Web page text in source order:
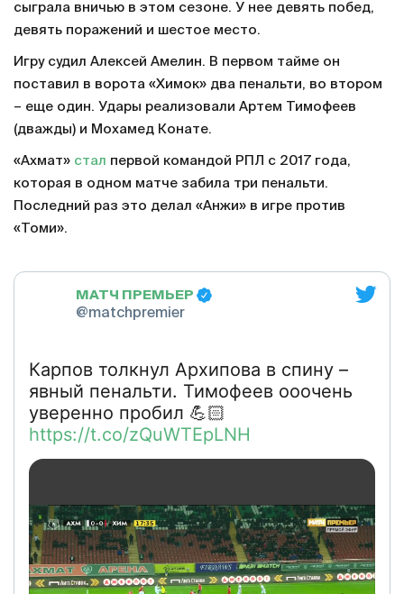
сыграла вничью в этом сезоне. У нее девять побед,
девять поражений и шестое место.
Игру судил Алексей Амелин. В первом тайме он
поставил в ворота «Химок» два пенальти, во втором
– еще один. Удары реализовали Артем Тимофеев
(дважды) и Мохамед Конате.
«Ахмат» стал первой командой РПЛ с 2017 года,
которая в одном матче забила три пенальти.
Последний раз это делал «Анжи» в игре против
«Томи».
МАТЧ ПРЕМЬЕР
@matchpremier
Карпов толкнул Архипова в спину –
явный пенальти. Тимофеев ооочень
уверенно пробил 💪🏻
https://t.co/zQuWTEpLNH